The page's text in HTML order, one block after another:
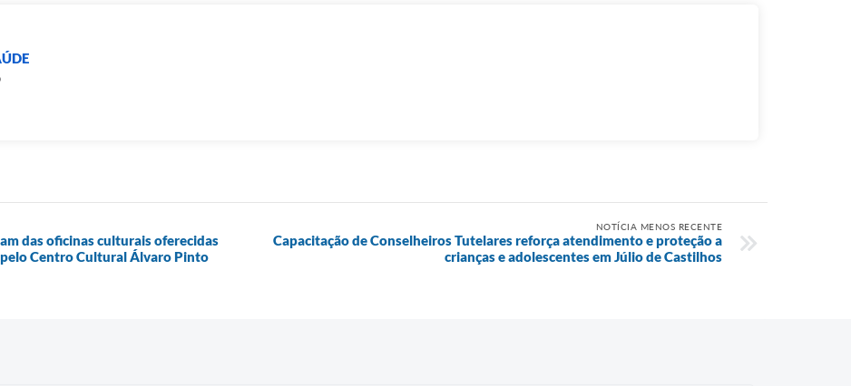
das oficinas culturais oferecidas
pelo Centro Cultural Álvaro Pinto
NOTÍCIA MENOS RECENTE
Capacitação de Conselheiros Tutelares reforça atendimento e proteção a
crianças e adolescentes em Júlio de Castilhos